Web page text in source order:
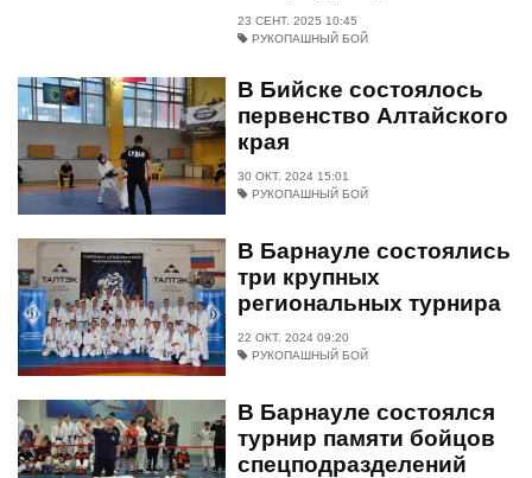
23 СЕНТ. 2025 10:45
РУКОПАШНЫЙ БОЙ
В Бийске состоялось
первенство Алтайского
края
30 ОКТ. 2024 15:01
РУКОПАШНЫЙ БОЙ
В Барнауле состоялись
три крупных
региональных турнира
22 ОКТ. 2024 09:20
РУКОПАШНЫЙ БОЙ
В Барнауле состоялся
турнир памяти бойцов
спецподразделений